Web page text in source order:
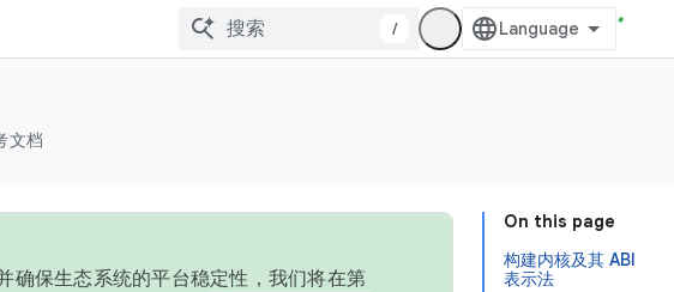
/
文档
On this page
构建内核及其 ABI
表示法
确保生态系统的平台稳定性，我们将在第